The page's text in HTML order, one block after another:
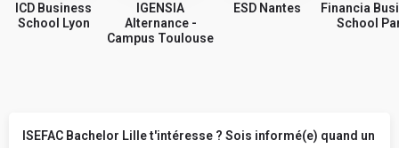
ICD Business
School Lyon
IGENSIA
Alternance -
Campus Toulouse
ESD Nantes
Financia
School
ISEFAC Bachelor Lille t'intéresse ? Sois informé(e) quand un